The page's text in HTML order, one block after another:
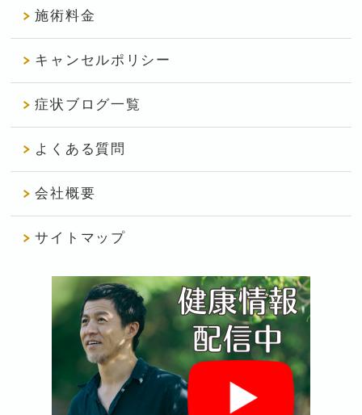
施術料金
キャンセルポリシー
症状ブログ一覧
よくある質問
会社概要
サイトマップ